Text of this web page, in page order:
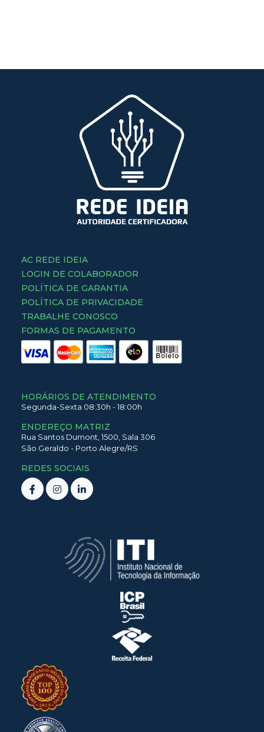
AC REDE IDEIA
LOGIN DE COLABORADOR
POLÍTICA DE GARANTIA
POLÍTICA DE PRIVACIDADE
TRABALHE CONOSCO
FORMAS DE PAGAMENTO
HORÁRIOS DE ATENDIMENTO
Segunda-Sexta 08:30h - 18:00h
ENDEREÇO MATRIZ
Rua Santos Dumont,1500, Sala 306
São Geraldo - Porto Alegre/RS
REDES SOCIAIS